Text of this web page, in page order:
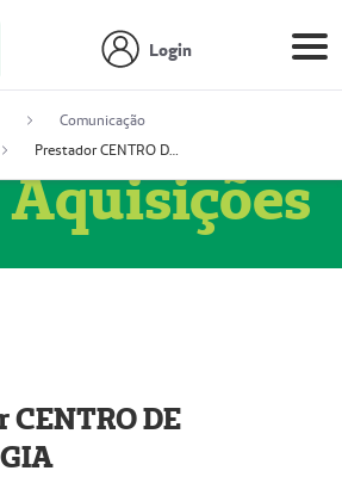
Login
Comunicação
Prestador CENTRO DE ONCOLOGIA
CENTRO DE